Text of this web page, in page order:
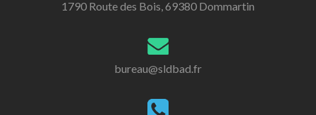
1790 Route des Bois, 69380 Dommartin
bureau@sldbad.fr